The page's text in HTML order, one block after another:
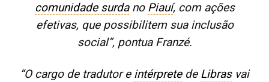
comunidade surdano Piauí, com ações
efetivas, que possibilitem sua inclusão
social”, pontua Franzé.
“O cargo de tradutor e intérpretede Librasvai